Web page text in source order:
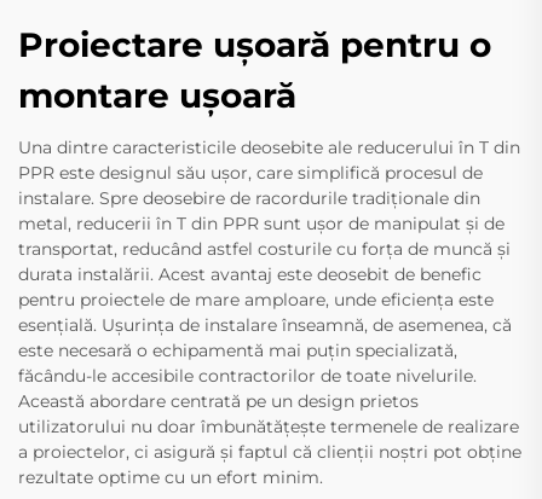
Proiectare ușoară pentru o
montare ușoară
Una dintre caracteristicile deosebite ale reducerului în T din
PPR este designul său ușor, care simplifică procesul de
instalare. Spre deosebire de racordurile tradiționale din
metal, reducerii în T din PPR sunt ușor de manipulat și de
transportat, reducând astfel costurile cu forța de muncă și
durata instalării. Acest avantaj este deosebit de benefic
pentru proiectele de mare amploare, unde eficiența este
esențială. Ușurința de instalare înseamnă, de asemenea, că
este necesară o echipamentă mai puțin specializată,
făcându-le accesibile contractorilor de toate nivelurile.
Această abordare centrată pe un design prietos
utilizatorului nu doar îmbunătățește termenele de realizare
a proiectelor, ci asigură și faptul că clienții noștri pot obține
rezultate optime cu un efort minim.